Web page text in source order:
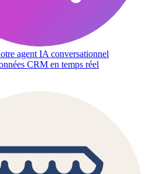
agent IA conversationnel
CRM en temps réel